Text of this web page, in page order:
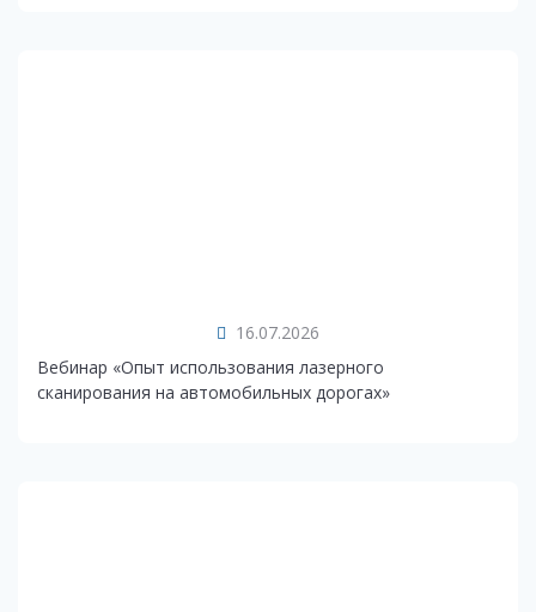
16.07.2026
Вебинар «Опыт использования лазерного
сканирования на автомобильных дорогах»